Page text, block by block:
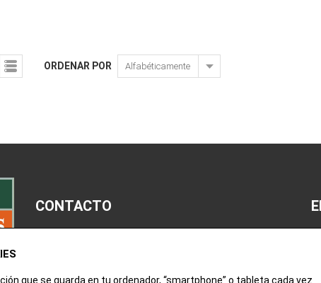
ORDENAR POR
CONTACTO
que se guarda en tu ordenador, “smartphone” o tableta cada vez